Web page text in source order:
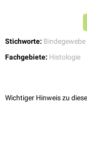
Stichworte: Bindegewebe
Fachgebiete: Histologie
Wichtiger Hinweis zu